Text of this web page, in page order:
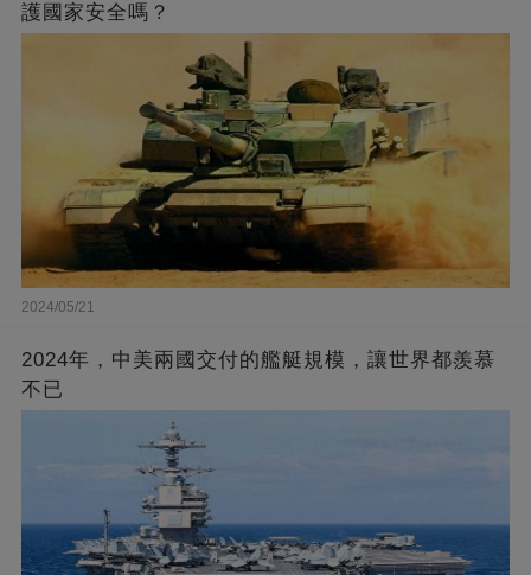
護國家安全嗎？
2024/05/21
2024年，中美兩國交付的艦艇規模，讓世界都羨慕
不已